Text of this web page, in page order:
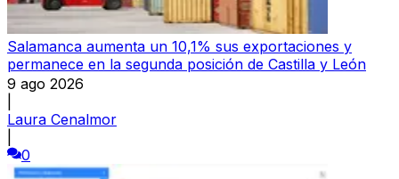
Salamanca aumenta un 10,1% sus exportaciones y
permanece en la segunda posición de Castilla y León
9 ago 2026
Laura Cenalmor
0